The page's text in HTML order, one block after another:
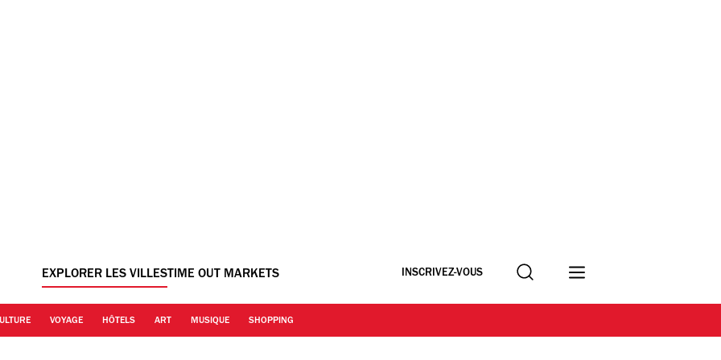
EXPLORER LES VILLESTIME OUT MARKETS INSCRIVEZ-VOUS Recherche
VOYAGE HÔTELS ART MUSIQUE SHOPPING